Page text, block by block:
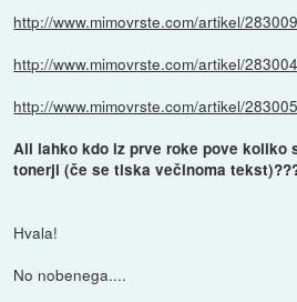
http://www.mimovrste.com/artikel/
http://www.mimovrste.com/artikel/
http://www.mimovrste.com/artikel/
Ali lahko kdo iz prve roke pove koliko
tonerji (če se tiska večinoma
Hvala!
No nobenega....